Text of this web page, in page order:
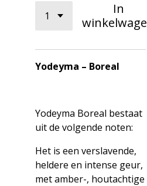
In
Yodeyma – Boreal
Yodeyma Boreal bestaat
uit de volgende noten:
Het is een verslavende,
heldere en intense geur,
met amber-, houtachtige